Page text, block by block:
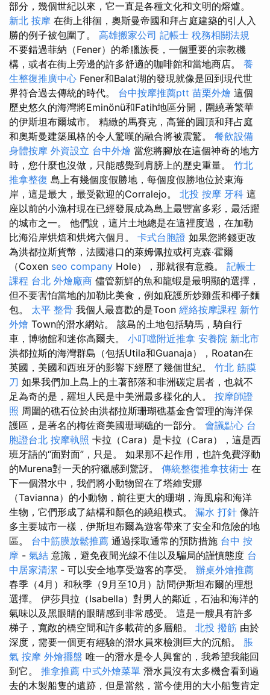
部分，幾個世紀以來，它一直是各種文化和文明的熔爐。
新北 按摩 在街上徘徊，奧斯曼帝國和拜占庭建築的引人入
勝的例子被包圍了。 高雄搬家公司 記帳士 稅務相關法規
不要錯過菲納（Fener）的希臘族長，一個重要的宗教機
構，或者在街上旁邊的許多舒適的咖啡館和當地商店。 養
生整復推廣中心 Fener和Balat湖的發現就像是回到現代世
界符合過去傳統的時代。 台中按摩推薦ptt 苗栗外燴 這個
歷史悠久的海灣將Eminönü和Fatih地區分開，圍繞著繁華
的伊斯坦布爾城市。 精緻的馬賽克，高聳的圓頂和拜占庭
和奧斯曼建築風格的令人驚嘆的融合將被震驚。 餐飲設備
身體按摩 外資設立 台中外燴 當您將腳放在這個神奇的地方
時，您什麼也沒做，只能感覺到肩膀上的歷史重量。 竹北
推拿整復 島上有幾個度假勝地，每個度假勝地位於東海
岸，這是最大，最受歡迎的Corralejo。 北投 按摩 牙科 這
座以前的小漁村現在已經發展成為島上最豐富多彩，最活躍
的城市之一。 他們說，這片土地總是在這裡度過，在加勒
比海沿岸烘焙和烘烤六個月。 卡式台胞證 如果您將錢更改
為洪都拉斯貨幣，法國港口的萊姆佩拉或柯克森·霍爾
（Coxen seo company Hole），那就很有意義。 記帳士
課程 台北 外燴廠商 儘管新鮮的魚和龍蝦是最明顯的選擇，
但不要害怕當地的加勒比美食，例如庇護所炒雞蛋和椰子麵
包。 太平 整骨 我個人最喜歡的是Toon 經絡按摩課程 新竹
外燴 Town的潛水網站。 該島的土地包括騎馬，騎自行
車，博物館和迷你高爾夫。 小叮噹附近推拿 安養院 新北市
洪都拉斯的海灣群島（包括Utila和Guanaja），Roatan在
英國，美國和西班牙的影響下經歷了幾個世紀。 竹北 筋膜
刀 如果我們加上島上的土著部落和非洲碳定居者，也就不
足為奇的是，羅坦人民是中美洲最多樣化的人。 按摩師證
照 周圍的礁石位於由洪都拉斯珊瑚礁基金會管理的海洋保
護區，是著名的梅佐裔美國珊瑚礁的一部分。 會議點心 台
胞證台北 按摩執照 卡拉（Cara）是卡拉（Cara），這是西
班牙語的“面對面”，只是。 如果那不起作用，也許免費浮動
的Murena對一天的狩獵感到驚訝。 傳統整復推拿技術士 在
下一個潛水中，我們將小動物留在了塔維安娜
（Tavianna）的小動物，前往更大的珊瑚，海風扇和海洋
生物，它們形成了結構和顏色的繞組模式。 漏水 打針 像許
多主要城市一樣，伊斯坦布爾為遊客帶來了安全和危險的地
區。 台中筋膜放鬆推薦 通過採取通常的預防措施 台中 按
摩 - 氣結 意識，避免夜間光線不佳以及騙局的謹慎態度 台
中居家清潔 - 可以安全地享受遊客的享受。 辦桌外燴推薦
春季（4月）和秋季（9月至10月）訪問伊斯坦布爾的理想
選擇。 伊莎貝拉（Isabella）對男人的鄰近，石油和海洋的
氣味以及黑眼睛的眼睛感到非常感受。 這是一艘具有許多
梯子，寬敞的橋空間和許多載荷的多層船。 北投 撥筋 由於
深度，需要一個更有經驗的潛水員來檢測巨大的沉船。 脹
氣 按摩 外燴擺盤 唯一的潛水是令人興奮的，我希望我能回
到它。 推拿推薦 中式外燴菜單 潛水員沒有太多機會看到過
去的木製船隻的遺跡，但是當然，當今使用的大小船隻肯定